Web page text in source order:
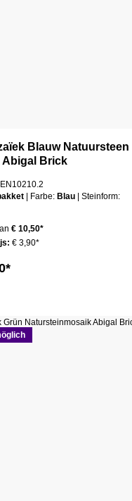
Blauw Natuursteen
Abigal Brick
| Farbe: Blau
| Steinform:
€ 10,50*
€ 3,90*